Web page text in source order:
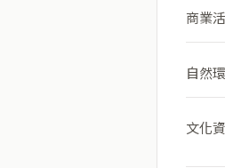
商業
自然
文化